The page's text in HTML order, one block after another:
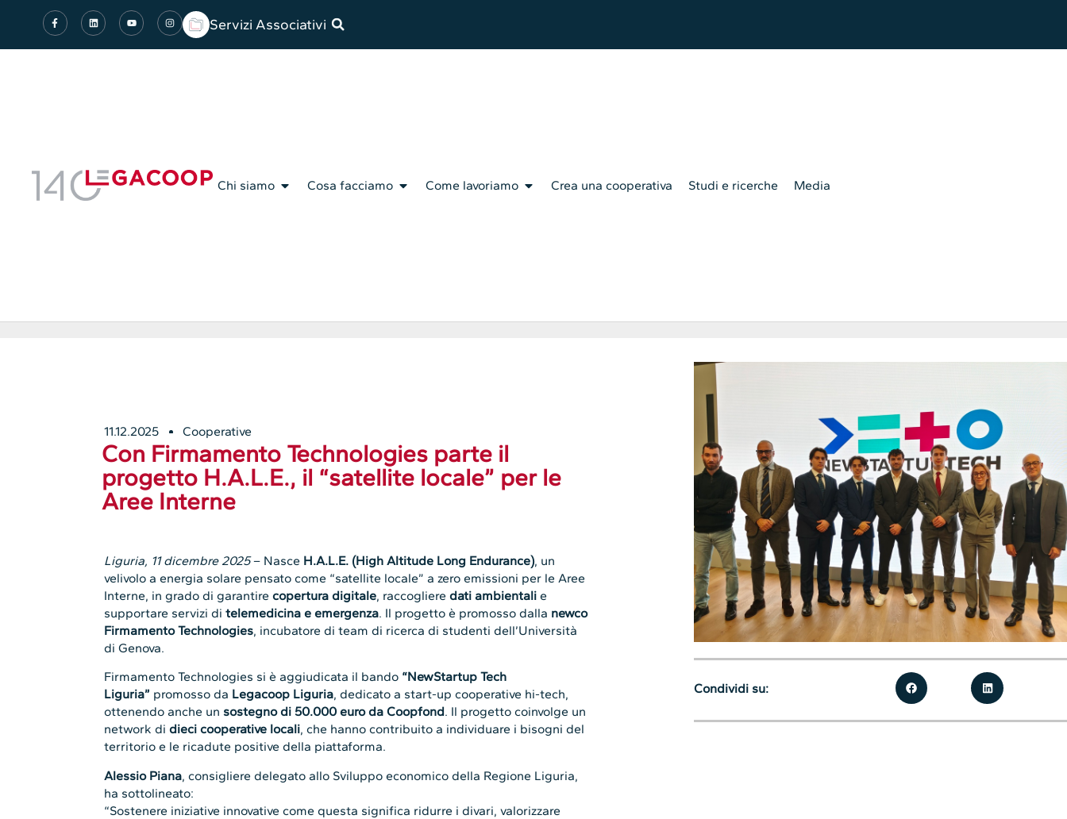
Servizi Associativi
Chi siamo Cosa facciamo Come lavoriamo Crea una cooperativa Studi e ricerche Media
11.12.2025 Cooperative
Con Firmamento Technologies parte il
progetto H.A.L.E., il “satellite locale” per le
Aree Interne
Liguria, 11 dicembre 2025– Nasce H.A.L.E. (High Altitude Long Endurance), un
velivolo a energia solare pensato come “satellite locale” a zero emissioni per le Aree
Interne, in grado di garantirecopertura digitale, raccoglieredati ambientali e
supportare servizi ditelemedicina e emergenza. Il progetto è promosso dalla newco
Firmamento Technologies, incubatore di team di ricerca di studenti dell’Università
di Genova.
Firmamento Technologies si è aggiudicata il bando “NewStartup Tech
Liguria” promosso da Legacoop Liguria, dedicato a start-up cooperative hi-tech,
ottenendo anche un sostegno di 50.000 euro da Coopfond. Il progetto coinvolge un
network didieci cooperative locali, che hanno contribuito a individuare i bisogni del
territorio e le ricadute positive della piattaforma.
Alessio Piana, consigliere delegato allo Sviluppo economico della Regione Liguria,
ha sottolineato:
“Sostenere iniziative innovative come questa significa ridurre i divari, valorizzare
Condividi su: